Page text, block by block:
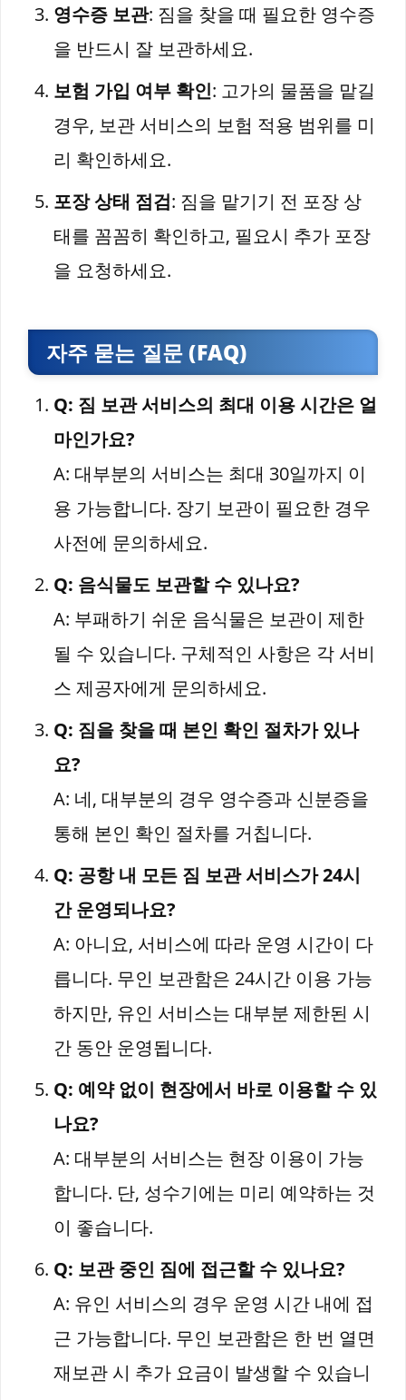
영수증 보관: 짐을 찾을 때 필요한 영수증
을 반드시 잘 보관하세요.
보험 가입 여부 확인: 고가의 물품을 맡길
경우, 보관 서비스의 보험 적용 범위를 미
리 확인하세요.
포장 상태 점검: 짐을 맡기기 전 포장 상
태를 꼼꼼히 확인하고, 필요시 추가 포장
을 요청하세요.
자주 묻는 질문 (FAQ)
Q: 짐 보관 서비스의 최대 이용 시간은 얼
마인가요?
A: 대부분의 서비스는 최대 30일까지 이
용 가능합니다. 장기 보관이 필요한 경우
사전에 문의하세요.
Q: 음식물도 보관할 수 있나요?
A: 부패하기 쉬운 음식물은 보관이 제한
될 수 있습니다. 구체적인 사항은 각 서비
스 제공자에게 문의하세요.
Q: 짐을 찾을 때 본인 확인 절차가 있나
요?
A: 네, 대부분의 경우 영수증과 신분증을
통해 본인 확인 절차를 거칩니다.
Q: 공항 내 모든 짐 보관 서비스가 24시
간 운영되나요?
A: 아니요, 서비스에 따라 운영 시간이 다
릅니다. 무인 보관함은 24시간 이용 가능
하지만, 유인 서비스는 대부분 제한된 시
간 동안 운영됩니다.
Q: 예약 없이 현장에서 바로 이용할 수 있
나요?
A: 대부분의 서비스는 현장 이용이 가능
합니다. 단, 성수기에는 미리 예약하는 것
이 좋습니다.
Q: 보관 중인 짐에 접근할 수 있나요?
A: 유인 서비스의 경우 운영 시간 내에 접
근 가능합니다. 무인 보관함은 한 번 열면
재보관 시 추가 요금이 발생할 수 있습니